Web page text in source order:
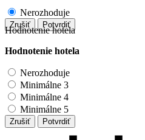
Nerozhoduje
Zrušiť Potvrdiť
Hodnotenie hotela
Hodnotenie hotela
Nerozhoduje
Minimálne 3
Minimálne 4
Minimálne 5
Zrušiť Potvrdiť